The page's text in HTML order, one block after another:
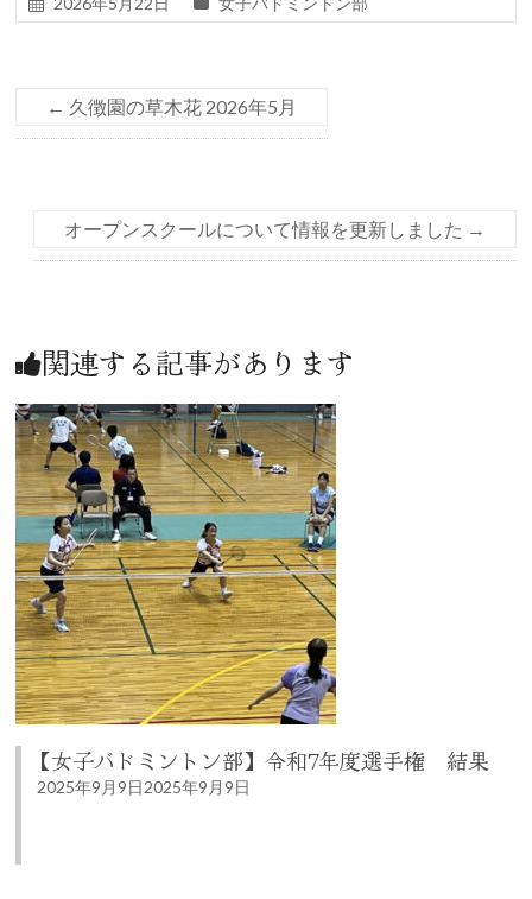
← 久徴園の草木花 2026年5月
オープンスクールについて情報を更新しました →
関連する記事があります
【女子バドミントン部】令和7年度選手権 結果
2025年9月9日2025年9月9日